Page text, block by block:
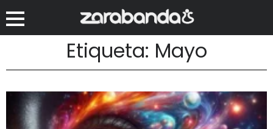
Etiqueta: Mayo